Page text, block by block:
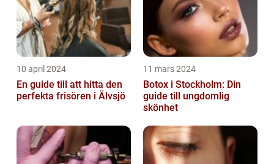
10 april 2024
En guide till att hitta den
perfekta frisören i Älvsjö
11 mars 2024
Botox i Stockholm: Din
guide till ungdomlig
skönhet